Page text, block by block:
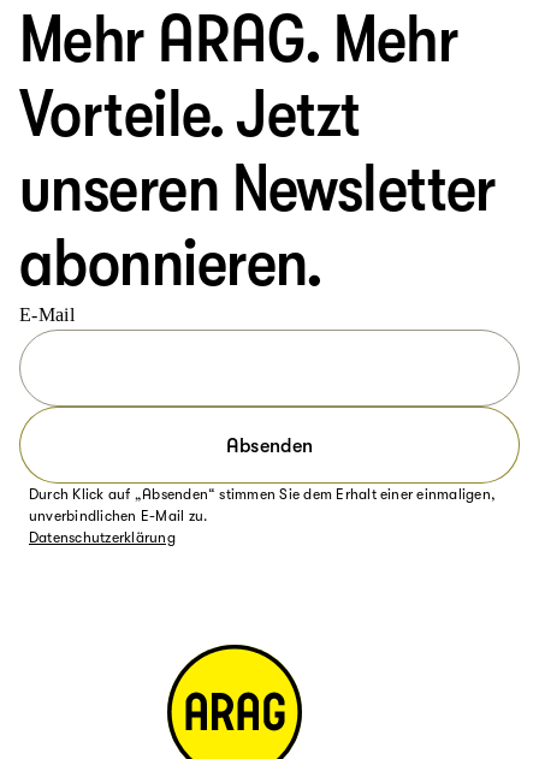
Mehr ARAG. Mehr
Vorteile. Jetzt
unseren Newsletter
abonnieren.
E-Mail
Absenden
Durch Klick auf „Absenden“ stimmen Sie dem Erhalt einer einmaligen,
unverbindlichen E-Mail zu.
Datenschutzerklärung